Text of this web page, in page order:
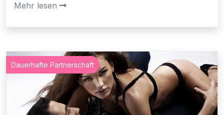
Mehr lesen
Dauerhafte Partnerschaft